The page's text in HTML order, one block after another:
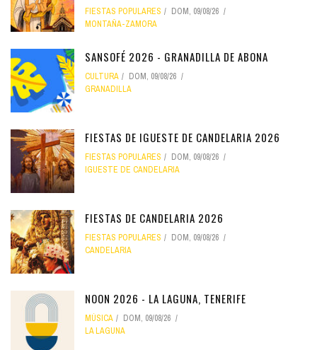
FIESTAS POPULARES
DOM, 09/08/26
MONTAÑA-ZAMORA
SANSOFÉ 2026 - GRANADILLA DE ABONA
CULTURA
DOM, 09/08/26
GRANADILLA
FIESTAS DE IGUESTE DE CANDELARIA 2026
FIESTAS POPULARES
DOM, 09/08/26
IGUESTE DE CANDELARIA
FIESTAS DE CANDELARIA 2026
FIESTAS POPULARES
DOM, 09/08/26
CANDELARIA
NOON 2026 - LA LAGUNA, TENERIFE
MÚSICA
DOM, 09/08/26
LA LAGUNA